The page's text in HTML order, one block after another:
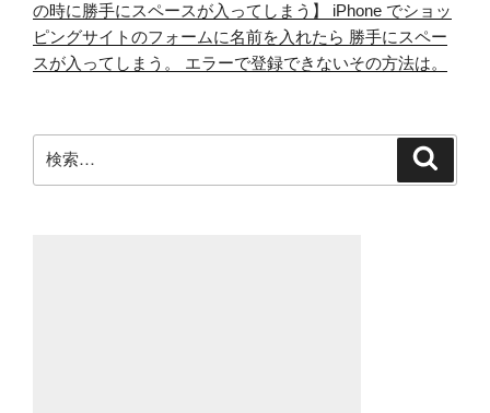
の時に勝手にスペースが入ってしまう】 iPhone でショッ
ピングサイトのフォームに名前を入れたら 勝手にスペー
スが入ってしまう。 エラーで登録できないその方法は。
検
索: